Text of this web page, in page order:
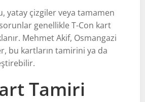
yatay çizgiler veya tamamen
genellikle T-Con kart
Mehmet Akif, Osmangazi
bu kartların tamirini ya da
Tamiri